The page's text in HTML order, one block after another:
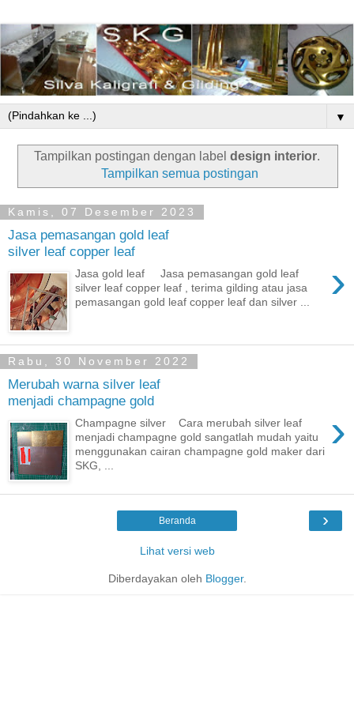
▼
Tampilkan postingan dengan label design interior.
Tampilkan semua postingan
Kamis, 07 Desember 2023
Jasa pemasangan gold leaf
silver leaf copper leaf
›
Jasa gold leaf Jasa pemasangan gold leaf
silver leaf copper leaf , terima gilding atau jasa
pemasangan gold leaf copper leaf dan silver ...
Rabu, 30 November 2022
Merubah warna silver leaf
menjadi champagne gold
›
Champagne silver Cara merubah silver leaf
menjadi champagne gold sangatlah mudah yaitu
menggunakan cairan champagne gold maker dari
SKG, ...
›
Beranda
Lihat versi web
Diberdayakan oleh Blogger.